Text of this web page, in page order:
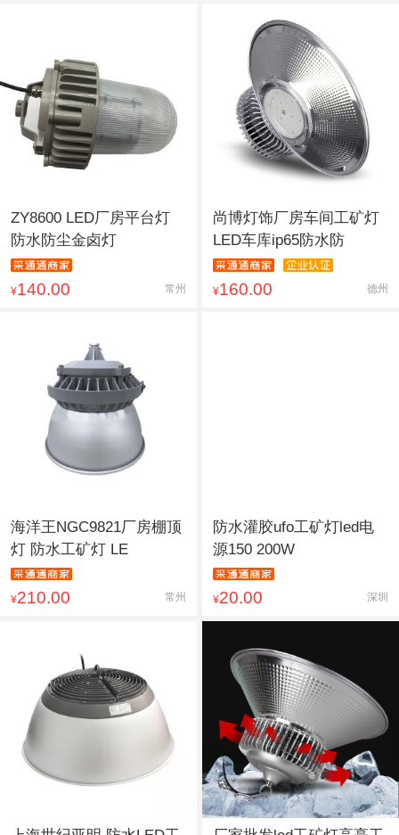
ZY8600 LED厂房平台灯
防水防尘金卤灯
¥140.00 常州
尚博灯饰厂房车间工矿灯
LED车库ip65防水防
¥160.00 德州
海洋王NGC9821厂房棚顶
灯 防水工矿灯 LE
¥210.00 常州
防水灌胶ufo工矿灯led电
源150 200W
¥20.00 深圳